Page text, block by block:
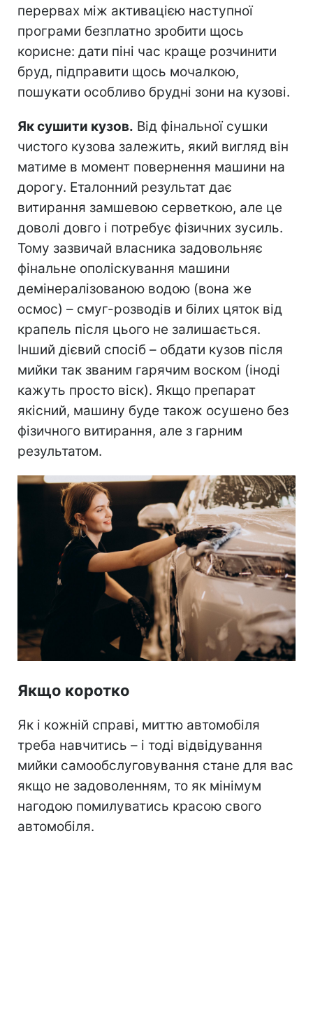
перервах між активацією наступної
програми безплатно зробити щось
корисне: дати піні час краще розчинити
бруд, підправити щось мочалкою,
пошукати особливо брудні зони на кузові.
Як сушити кузов. Від фінальної сушки
чистого кузова залежить, який вигляд він
матиме в момент повернення машини на
дорогу. Еталонний результат дає
витирання замшевою серветкою, але це
доволі довго і потребує фізичних зусиль.
Тому зазвичай власника задовольняє
фінальне ополіскування машини
демінералізованою водою (вона же
осмос) – смуг-розводів и білих цяток від
крапель після цього не залишається.
Інший дієвий спосіб – обдати кузов після
мийки так званим гарячим воском (іноді
кажуть просто віск). Якщо препарат
якісний, машину буде також осушено без
фізичного витирання, але з гарним
результатом.
Якщо коротко
Як і кожній справі, миттю автомобіля
треба навчитись – і тоді відвідування
мийки самообслуговування стане для вас
якщо не задоволенням, то як мінімум
нагодою помилуватись красою свого
автомобіля.